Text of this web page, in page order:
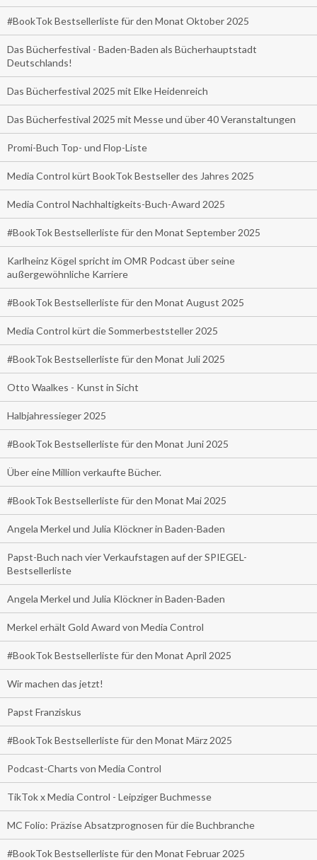
#BookTok Bestsellerliste für den Monat Oktober 2025
Das Bücherfestival - Baden-Baden als Bücherhauptstadt
Deutschlands!
Das Bücherfestival 2025 mit Elke Heidenreich
Das Bücherfestival 2025 mit Messe und über 40 Veranstaltungen
Promi-Buch Top- und Flop-Liste
Media Control kürt BookTok Bestseller des Jahres 2025
Media Control Nachhaltigkeits-Buch-Award 2025
#BookTok Bestsellerliste für den Monat September 2025
Karlheinz Kögel spricht im OMR Podcast über seine
außergewöhnliche Karriere
#BookTok Bestsellerliste für den Monat August 2025
Media Control kürt die Sommerbeststeller 2025
#BookTok Bestsellerliste für den Monat Juli 2025
Otto Waalkes - Kunst in Sicht
Halbjahressieger 2025
#BookTok Bestsellerliste für den Monat Juni 2025
Über eine Million verkaufte Bücher.
#BookTok Bestsellerliste für den Monat Mai 2025
Angela Merkel und Julia Klöckner in Baden-Baden
Papst-Buch nach vier Verkaufstagen auf der SPIEGEL-
Bestsellerliste
Angela Merkel und Julia Klöckner in Baden-Baden
Merkel erhält Gold Award von Media Control
#BookTok Bestsellerliste für den Monat April 2025
Wir machen das jetzt!
Papst Franziskus
#BookTok Bestsellerliste für den Monat März 2025
Podcast-Charts von Media Control
TikTok x Media Control - Leipziger Buchmesse
MC Folio: Präzise Absatzprognosen für die Buchbranche
#BookTok Bestsellerliste für den Monat Februar 2025